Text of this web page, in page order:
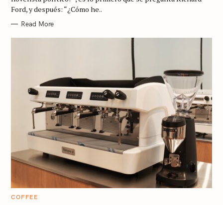
I
E
Ford, y después: “¿Cómo he..
Read More
C
COFFEE